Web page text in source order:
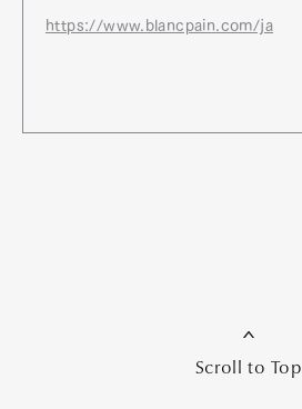
https://www.blancpain.com/ja
Scroll to Top